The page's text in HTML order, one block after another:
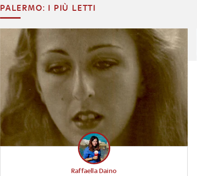
PALERMO: I PIÙ LETTI
Raffaella Daino